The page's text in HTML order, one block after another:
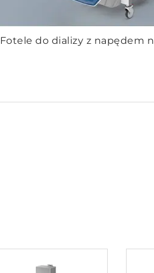
Fotele do dializy z napędem